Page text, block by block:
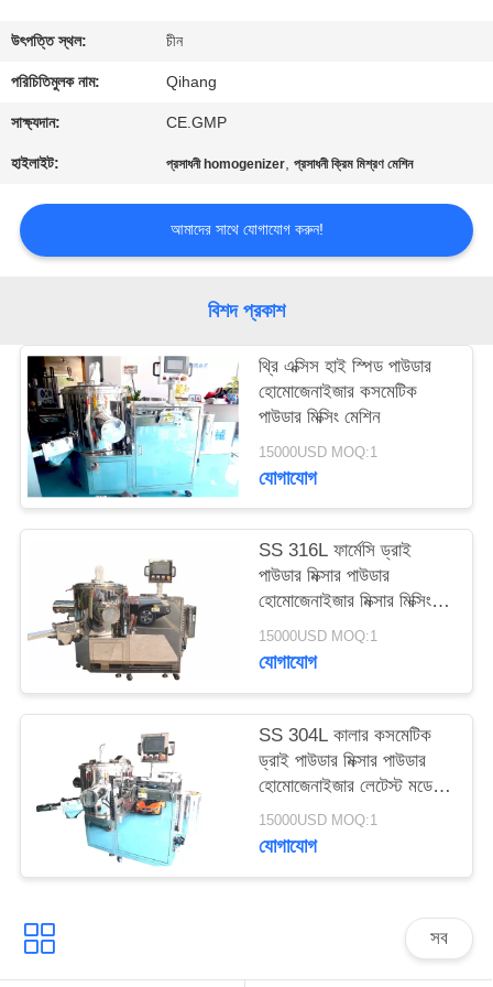
যোগাযোগ
করুন
খবর
মামলা
জন্য
আবেদন
সাইট
ম্যাপ
PRIVACY
POLICY
উৎপত্তি স্থল: চীন
পরিচিতিমুলক নাম: Qihang
সাক্ষ্যদান: CE.GMP
হাইলাইট: প্রসাধনী homogenizer,প্রসাধনী ক্রিম মিশ্রণ মেশিন
আমাদের সাথে যোগাযোগ করুন!
বিশদ প্রকাশ
থ্রি এক্সিস হাই স্পিড পাউডার
হোমোজেনাইজার কসমেটিক
পাউডার মিক্সিং মেশিন
15000USD MOQ:1
যোগাযোগ
SS 316L ফার্মেসি ড্রাই
পাউডার মিক্সার পাউডার
হোমোজেনাইজার মিক্সার মিক্সিং
মেশিন
15000USD MOQ:1
যোগাযোগ
SS 304L কালার কসমেটিক
ড্রাই পাউডার মিক্সার পাউডার
হোমোজেনাইজার লেটেস্ট মডেল
মিক্সার মিক্সার
15000USD MOQ:1
যোগাযোগ
সব